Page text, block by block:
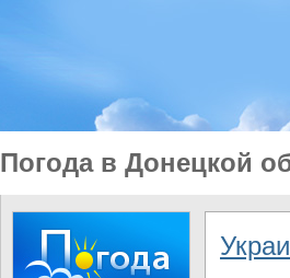
Погода в Донецкой